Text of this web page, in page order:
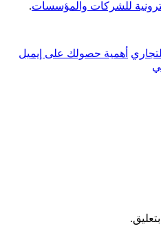
للشركات والمؤسسات.
أهمية حصولك على إيميل